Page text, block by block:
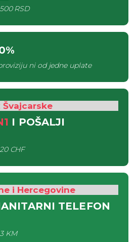
RSD
ni od jedne uplate
Švajcarske
I POŠALJI
CHF
i Hercegovine
TELEFON
KM